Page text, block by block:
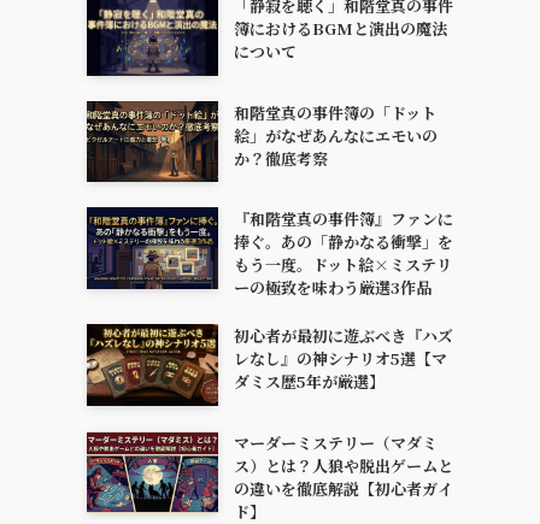
「静寂を聴く」和階堂真の事件
簿におけるBGMと演出の魔法
について
和階堂真の事件簿の「ドット
絵」がなぜあんなにエモいの
か？徹底考察
『和階堂真の事件簿』ファンに
捧ぐ。あの「静かなる衝撃」を
もう一度。ドット絵×ミステリ
ーの極致を味わう厳選3作品
初心者が最初に遊ぶべき『ハズ
レなし』の神シナリオ5選【マ
ダミス歴5年が厳選】
マーダーミステリー（マダミ
ス）とは？人狼や脱出ゲームと
の違いを徹底解説【初心者ガイ
ド】